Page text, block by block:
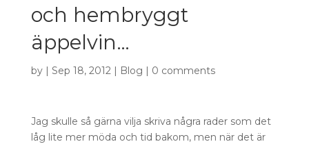
och hembryggt
äppelvin…
by | Sep 18, 2012 | Blog | 0 comments
Jag skulle så gärna vilja skriva några rader som det
låg lite mer möda och tid bakom, men när det är